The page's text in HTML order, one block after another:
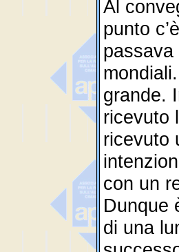
Al
punto
passava
grande.
ricevuto
ricevuto
con un
Dunque
di una